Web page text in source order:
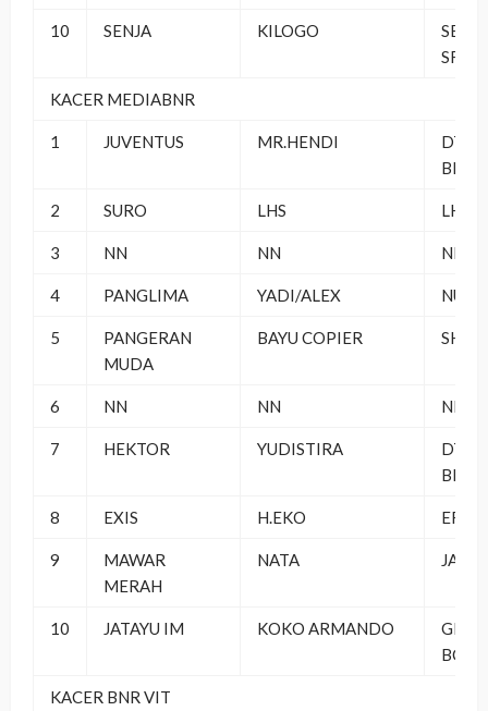
10 SENJA KILOGO
SF
KACER MEDIABNR
1 JUVENTUS MR.HENDI
DT
2 SURO LHS LHS
3 NN NN NN
4 PANGLIMA YADI/ALEX
5
PANGERAN
MUDA
BAYU COPIER SHA
6 NN NN NN
7 HEKTOR YUDISTIRA
DT
8 EXIS H.EKO
9
MAWAR
MERAH
NATA
10 JATAYU IM KOKO ARMANDO
BC
KACER BNR VIT